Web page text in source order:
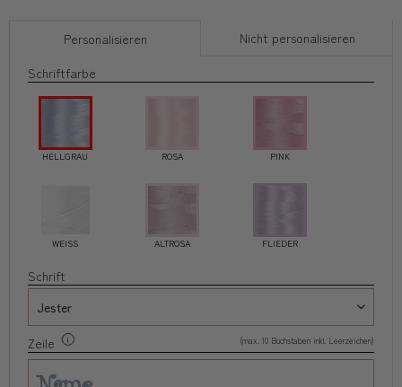
Personalisieren
Nicht personalisieren
Schriftfarbe
HELLGRAU ROSA PINK
WEISS ALTROSA FLIEDER
Schrift
Zeile (max. 10 Buchstaben inkl. Leerzeichen)